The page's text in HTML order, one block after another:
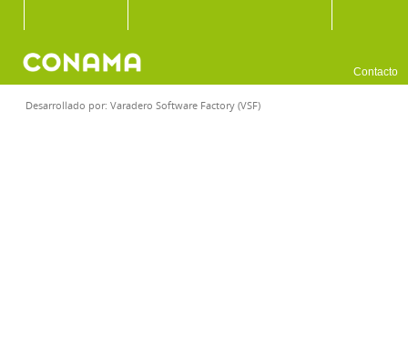
Contacto
Desarrollado por: Varadero Software Factory (VSF)